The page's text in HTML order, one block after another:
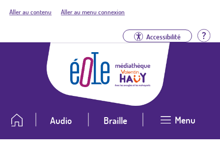
Aller au contenu Aller au menu connexion
Accessibilité
Audio Braille Menu